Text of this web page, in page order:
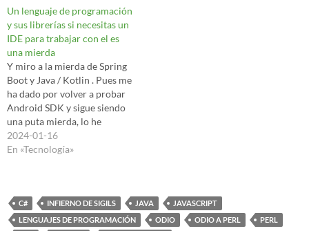
Un lenguaje de programación
y sus librerías si necesitas un
IDE para trabajar con el es
una mierda
Y miro a la mierda de Spring
Boot y Java / Kotlin . Pues me
ha dado por volver a probar
Android SDK y sigue siendo
una puta mierda, lo he
probado con Kotlin (por si
acaso había mejorado con
2024-01-16
En «Tecnología»
C# INFIERNO DE SIGILS JAVA
JAVASCRIPT
LENGUAJES DE PROGRAMACIÓN
ODIO ODIO A PERL
PERL